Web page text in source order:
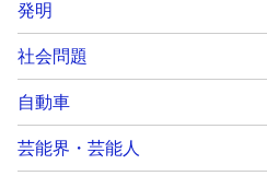
発明
社会問題
自動車
芸能界・芸能人